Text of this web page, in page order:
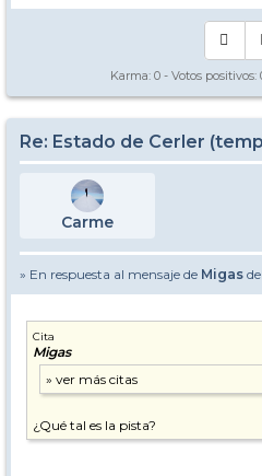
Karma: 0 - Votos positivos:
Re: Estado de Cerler
Carme
» En respuesta al mensaje de Migas
Cita
Migas
¿Qué tal es la pista?